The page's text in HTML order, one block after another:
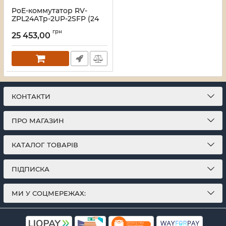
PoE-коммутатор RV-
ZPL24ATp-2UP-2SFP (24
повышенной мощности,
Артикул:A000281
25 453,00 грн
КОНТАКТИ
ПРО МАГАЗИН
КАТАЛОГ ТОВАРІВ
ПІДПИСКА
МИ У СОЦМЕРЕЖАХ: